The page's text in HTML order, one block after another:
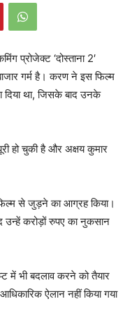
प्रोजेक्ट ‘दोस्ताना 2′
गर्म है। करण ने इस फिल्म
दिया था, जिसके बाद उनके
हो चुकी है और अक्षय कुमार
से जुड़ने का आग्रह किया।
उन्हें करोड़ों रुपए का नुकसान
में भी बदलाव करने को तैयार
ऐलान नहीं किया गया